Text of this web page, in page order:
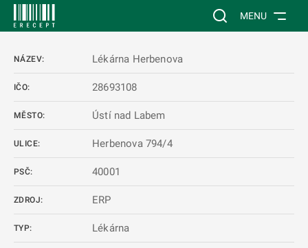
Vyhledávání na
MENU
NÁZEV: Lékárna Herbenova
IČO: 28693108
MĚSTO: Ústí nad Labem
ULICE: Herbenova 794/4
PSČ: 40001
ZDROJ: ERP
TYP: Lékárna